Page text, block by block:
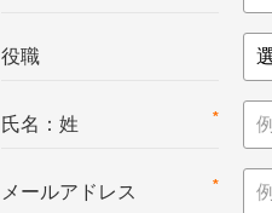
役職
*
氏名：姓
*
メールアドレス